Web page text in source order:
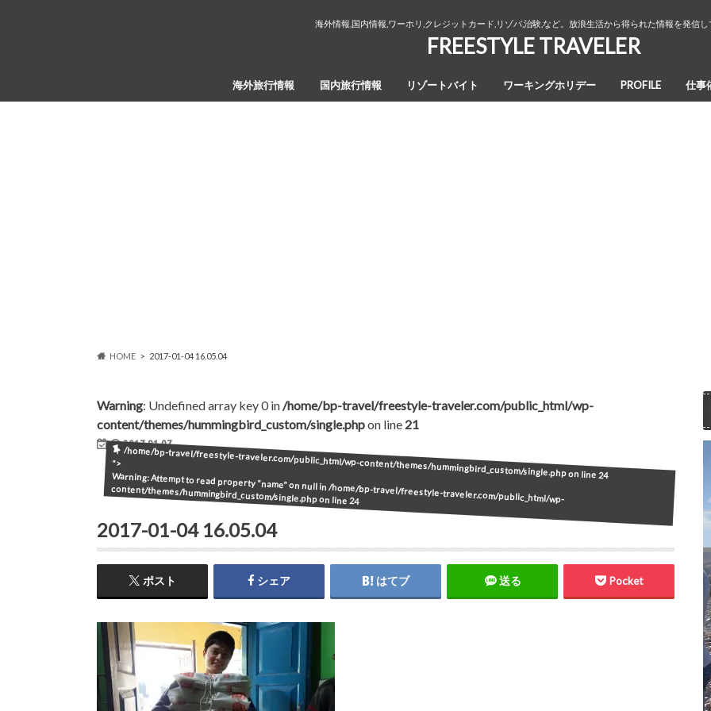
海外情報,国内情報,ワーホリ,クレジットカード,リゾバ,治験,など。放浪生活から得られた情報を発信
FREESTYLE TRAVELER
海外旅行情報 国内旅行情報 リゾートバイト ワーキングホリデー PROFILE 仕事
HOME 2017-01-04 16.05.04
Warning: Undefined array key 0 in/home/bp-travel/freestyle-traveler.com/public_html/wp-
content/themes/hummingbird_custom/single.phpon line 21
2017.01.07
/home/bp-travel/freestyle-traveler.com/public_html/wp-content/themes/hummingbird_custom/single.php on line24
">
Warning: Attempt to read property "name" on null in/home/bp-travel/freestyle-traveler.com/public_html/wp-
content/themes/hummingbird_custom/single.phpon line 24
2017-01-04 16.05.04
ポスト シェア はてブ 送る Pocket